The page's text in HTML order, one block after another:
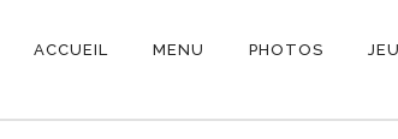
NAVIGATION
ACCUEIL MENU PHOTOS